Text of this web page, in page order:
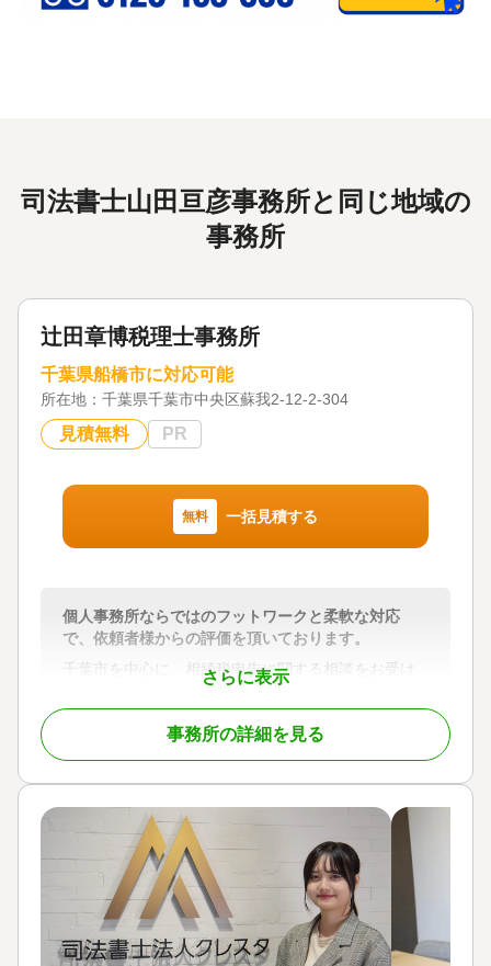
司法書士山田亘彦事務所と同じ地域の
事務所
辻田章博税理士事務所
千葉県船橋市に対応可能
所在地： 千葉県千葉市中央区蘇我2-12-2-304
見積無料 PR
無料 一括見積する
さらに表示
個人事務所ならではのフットワークと柔軟な対応
で、依頼者様からの評価を頂いております。
千葉市を中心に、相続税申告に関する相談をお受け
「遺産分割」「相続税申告・納税」はもちろん、不
動産が多数含まれる複雑な案件や、万一の税務調査
への対応もいたします。
提携専門家「弁護士」「司法書士」とのネットワー
皆様のどんなお悩みにも丁寧に寄り添い、わかりや
すく迅速に対応いたします。
対応地域
千葉県千葉市、市原市を中心に対応可能
事務所の詳細を見る